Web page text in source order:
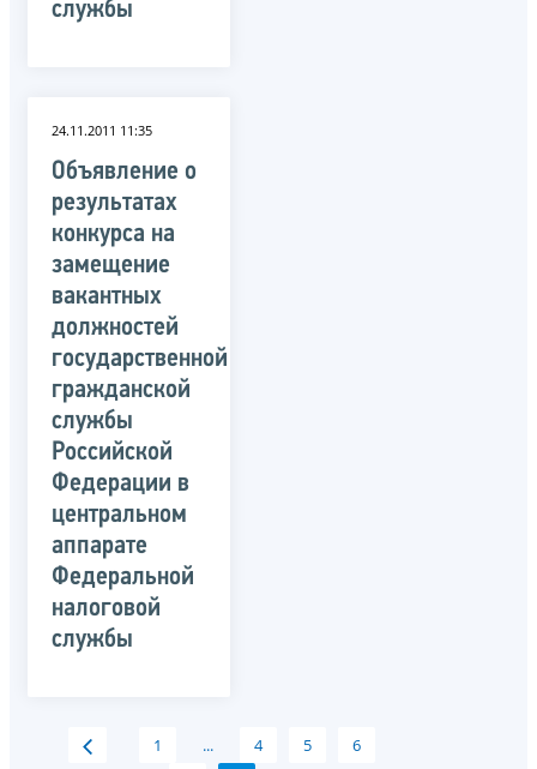
службы
24.11.2011 11:35
Объявление о
результатах
конкурса на
замещение
вакантных
должностей
государственной
гражданской
службы
Российской
Федерации в
центральном
аппарате
Федеральной
налоговой
службы
1 ... 4 5
6